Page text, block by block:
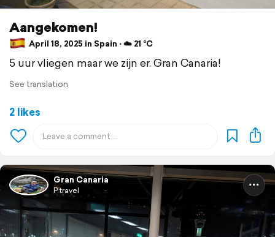
Aangekomen!
April 18, 2025 in Spain ⋅ ☁️ 21 °C
5 uur vliegen maar we zijn er. Gran Canaria!
See translation
2 likes
Gran Canaria
P travel